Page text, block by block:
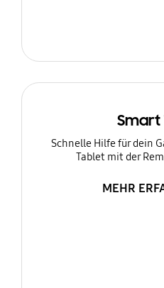
Smart
Schnelle Hilfe für dein
Tablet mit der
MEHR